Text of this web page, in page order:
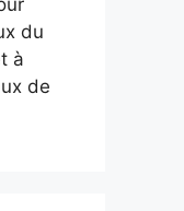
du
à
de